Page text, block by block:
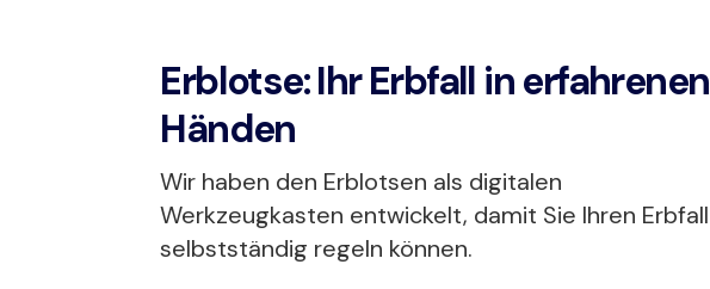
Erblotse: Ihr Erbfall in erfahrenen
Händen
Wir haben den Erblotsen als digitalen
Werkzeugkasten entwickelt, damit Sie Ihren Erbfall
selbstständig regeln können.